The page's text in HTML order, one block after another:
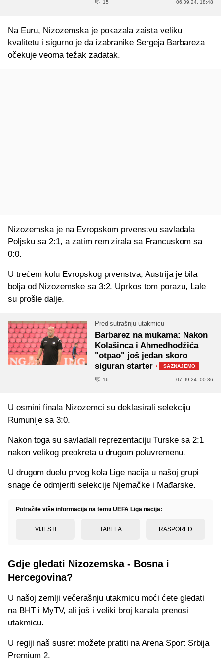
15 06.09.24. 18:48
Na Euru, Nizozemska je pokazala zaista veliku
kvalitetu i sigurno je da izabranike Sergeja Barbareza
očekuje veoma težak zadatak.
Nizozemska je na Evropskom prvenstvu savladala
Poljsku sa 2:1, a zatim remizirala sa Francuskom sa
0:0.
U trećem kolu Evropskog prvenstva, Austrija je bila
bolja od Nizozemske sa 3:2. Uprkos tom porazu, Lale
su prošle dalje.
Pred sutrašnju utakmicu
Barbarez na mukama: Nakon
Kolašinca i Ahmedhodžića
"otpao" još jedan skoro
siguran starter · SAZNAJEMO
16 07.09.24. 00:36
U osmini finala Nizozemci su deklasirali selekciju
Rumunije sa 3:0.
Nakon toga su savladali reprezentaciju Turske sa 2:1
nakon velikog preokreta u drugom poluvremenu.
U drugom duelu prvog kola Lige nacija u našoj grupi
snage će odmjeriti selekcije Njemačke i Mađarske.
Potražite više informacija na temu UEFA Liga nacija:
VIJESTI TABELA RASPORED
Gdje gledati Nizozemska - Bosna i
Hercegovina?
U našoj zemlji večerašnju utakmicu moći ćete gledati
na BHT i MyTV, ali još i veliki broj kanala prenosi
utakmicu.
U regiji naš susret možete pratiti na Arena Sport Srbija
Premium 2.